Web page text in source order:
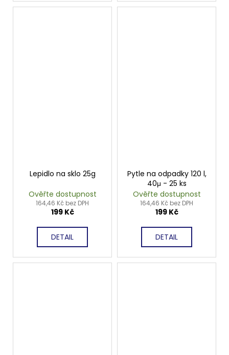
Lepidlo na sklo 25g
Ověřte dostupnost
164,46 Kč bez DPH
199 Kč
DETAIL
Pytle na odpadky 120 l,
40μ - 25 ks
Ověřte dostupnost
164,46 Kč bez DPH
199 Kč
DETAIL